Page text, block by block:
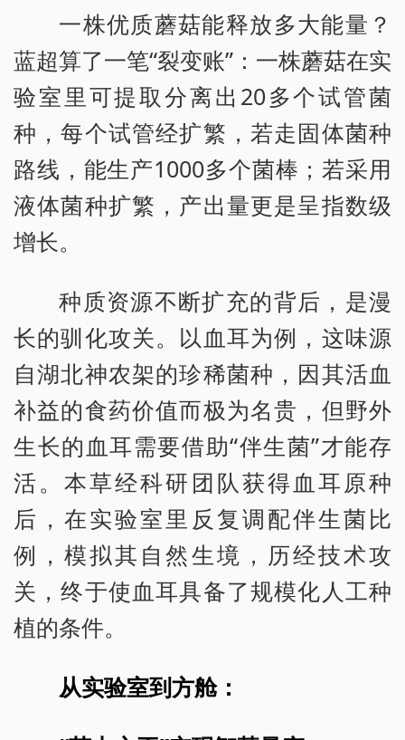
一株优质蘑菇能释放多大能量？
蓝超算了一笔“裂变账”：一株蘑菇在实
验室里可提取分离出20多个试管菌
种，每个试管经扩繁，若走固体菌种
路线，能生产1000多个菌棒；若采用
液体菌种扩繁，产出量更是呈指数级
增长。
种质资源不断扩充的背后，是漫
长的驯化攻关。以血耳为例，这味源
自湖北神农架的珍稀菌种，因其活血
补益的食药价值而极为名贵，但野外
生长的血耳需要借助“伴生菌”才能存
活。本草经科研团队获得血耳原种
后，在实验室里反复调配伴生菌比
例，模拟其自然生境，历经技术攻
关，终于使血耳具备了规模化人工种
植的条件。
从实验室到方舱：